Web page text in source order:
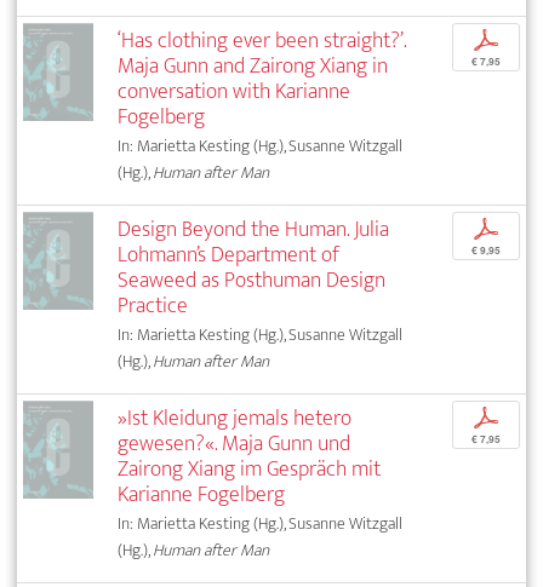
‘Has clothing ever been straight?’.
Maja Gunn and Zairong Xiang in
conversation with Karianne
Fogelberg
In: Marietta Kesting (Hg.), Susanne Witzgall
(Hg.),Human after Man
p
€ 7,95
Design Beyond the Human. Julia
Lohmann’s Department of
Seaweed as Posthuman Design
Practice
In: Marietta Kesting (Hg.), Susanne Witzgall
(Hg.),Human after Man
p
€ 9,95
»Ist Kleidung jemals hetero
gewesen?«. Maja Gunn und
Zairong Xiang im Gespräch mit
Karianne Fogelberg
In: Marietta Kesting (Hg.), Susanne Witzgall
(Hg.),Human after Man
p
€ 7,95